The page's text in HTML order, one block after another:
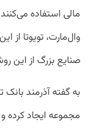
مالی استفاده
وال‌مارت، تویوتا
صنایع بزرگ از این
به گفته آذرمند
مجموعه ایجاد کرده